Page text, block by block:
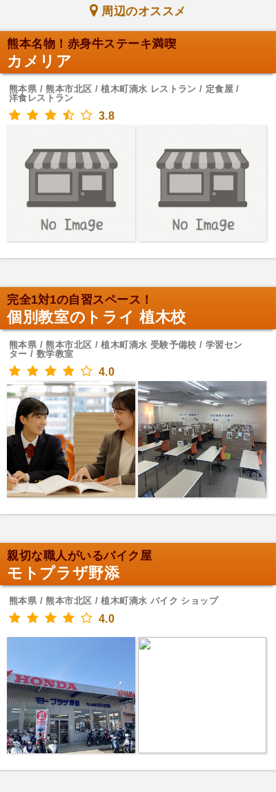
周辺のオススメ
熊本名物！赤身牛ステーキ満喫
カメリア
熊本県 / 熊本市北区 / 植木町滴水 レストラン / 定食屋 /
洋食レストラン
3.8
完全1対1の自習スペース！
個別教室のトライ 植木校
熊本県 / 熊本市北区 / 植木町滴水 受験予備校 / 学習セン
ター / 数学教室
4.0
親切な職人がいるバイク屋
モトプラザ野添
熊本県 / 熊本市北区 / 植木町滴水 バイク ショップ
4.0